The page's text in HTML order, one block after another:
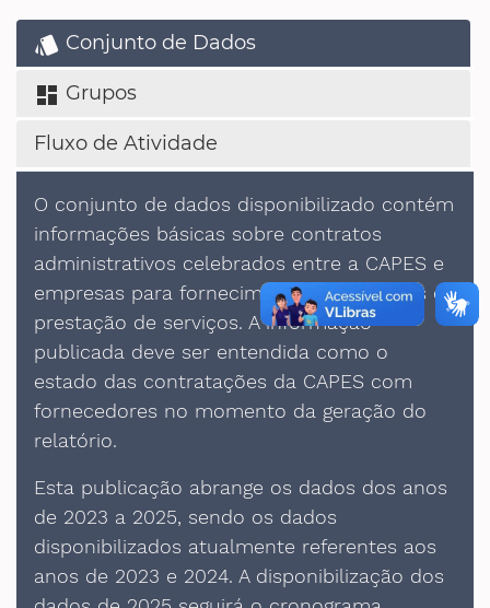
style Conjunto de Dados
dashboard Grupos
Fluxo de Atividade
O conjunto de dados disponibilizado contém
informações básicas sobre contratos
administrativos celebrados entre a CAPES e
empresas para fornecimento de produtos e
prestação de serviços. A informação
publicada deve ser entendida como o
estado das contratações da CAPES com
fornecedores no momento da geração do
relatório.
Esta publicação abrange os dados dos anos
de 2023 a 2025, sendo os dados
disponibilizados atualmente referentes aos
anos de 2023 e 2024. A disponibilização dos